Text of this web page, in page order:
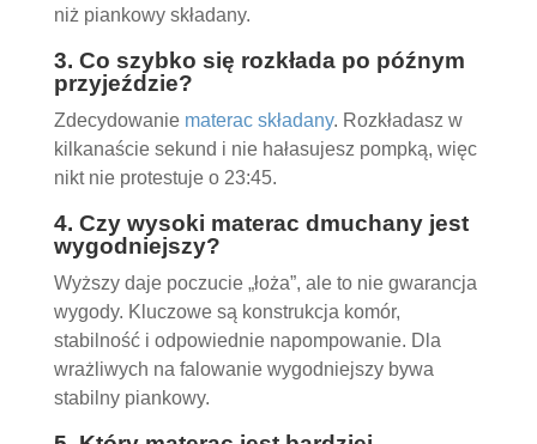
niż piankowy składany.
3. Co szybko się rozkłada po późnym
przyjeździe?
Zdecydowanie materac składany. Rozkładasz w
kilkanaście sekund i nie hałasujesz pompką, więc
nikt nie protestuje o 23:45.
4. Czy wysoki materac dmuchany jest
wygodniejszy?
Wyższy daje poczucie „łoża”, ale to nie gwarancja
wygody. Kluczowe są konstrukcja komór,
stabilność i odpowiednie napompowanie. Dla
wrażliwych na falowanie wygodniejszy bywa
stabilny piankowy.